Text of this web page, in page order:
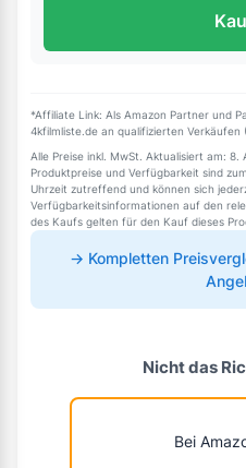
*Affiliate Link: Als Amazon Partner und
4kfilmliste.de an qualifizierten Verkäufen (
Alle Preise inkl. MwSt. Aktualisiert am: 8.
Produktpreise und Verfügbarkeit sind
Uhrzeit zutreffend und können sich
Verfügbarkeitsinformationen auf den
des Kaufs gelten für den Kauf dieses
→ Kompletten
Nicht das
Bei